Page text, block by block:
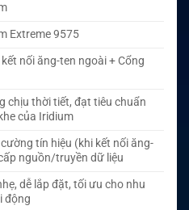
Extreme 9575
nối ăng-ten ngoài + Cổng
chịu thời tiết, đạt tiêu chuẩn
của Iridium
tín hiệu (khi kết nối ăng-
nguồn/truyền dữ liệu
dễ lắp đặt, tối ưu cho nhu
động